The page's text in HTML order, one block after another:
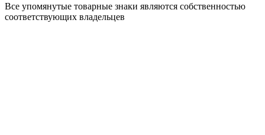
Все упомянутые товарные знаки являются собственностью
соответствующих владельцев